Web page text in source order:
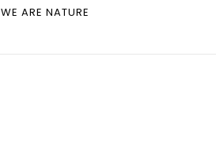
WE ARE NATURE